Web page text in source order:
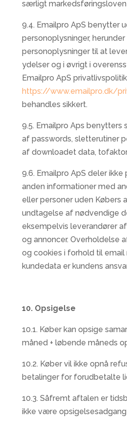
særligt
9.4. Emailpro ApS benytter
personoplysninger,
personoplysninger til at
ydelser og i øvrigt i
Emailpro ApS
https://www.emailpro.dk/
behandles sikkert.
9.5. Emailpro Aps benytters
af passwords, sletterutiner
af downloadet data,
9.6. Emailpro ApS deler
anden informationer med
eller personer uden Købers
undtagelse af nødvendige
eksempelvis leverandører
og annoncer. Overholdelse
og cookies i forhold til
kundedata er kundens
10. Opsigelse
10.1. Køber kan opsige
måned + løbende måneds
10.2. Køber vil ikke opnå
betalinger for forudbetalte
10.3. Såfremt aftalen er
ikke være opsigelsesadgang